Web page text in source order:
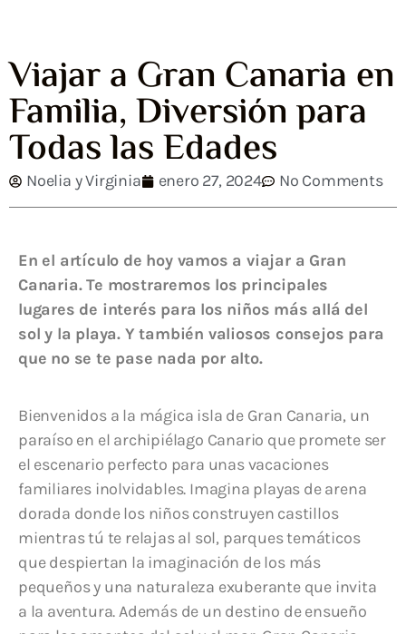
Viajar a Gran Canaria en
Familia, Diversión para
Todas las Edades
Noelia y Virginia enero 27, 2024 No Comments
En el artículo de hoy vamos a viajar a Gran
Canaria. Te mostraremos los principales
lugares de interés para los niños más allá del
sol y la playa. Y también valiosos consejos para
que no se te pase nada por alto.
Bienvenidos a la mágica isla de Gran Canaria, un
paraíso en el archipiélago Canario que promete ser
el escenario perfecto para unas vacaciones
familiares inolvidables. Imagina playas de arena
dorada donde los niños construyen castillos
mientras tú te relajas al sol, parques temáticos
que despiertan la imaginación de los más
pequeños y una naturaleza exuberante que invita
a la aventura. Además de un destino de ensueño